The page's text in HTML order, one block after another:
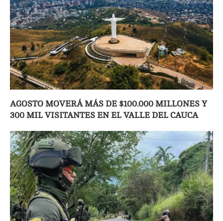
AGOSTO MOVERÁ MÁS DE $100.000 MILLONES Y
300 MIL VISITANTES EN EL VALLE DEL CAUCA